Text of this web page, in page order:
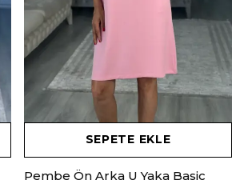
SEPETE EKLE
Pembe Ön Arka U Yaka Basic